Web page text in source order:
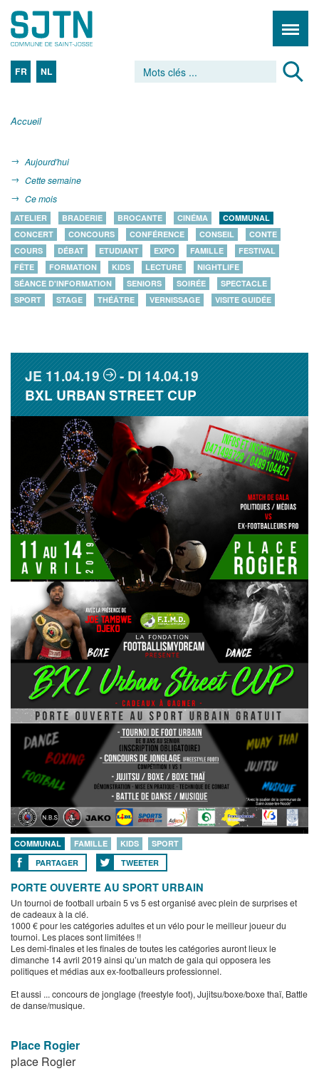
FR NL
Accueil
Aujourd'hui
Cette semaine
Ce mois
ATELIER BRADERIE BROCANTE CINÉMA
COMMUNAL
CONCERT
CONCOURS CONFÉRENCE CONSEIL
CONTE
COURS
DÉBAT ETUDIANT EXPO FAMILLE
FESTIVAL
FÊTE
FORMATION KIDS LECTURE
NIGHTLIFE
SÉANCE D'INFORMATION
SENIORS SOIRÉE
SPECTACLE
SPORT
STAGE THÉÂTRE VERNISSAGE VISITE GUIDÉE
JE11.04.19 DI14.04.19
BXL URBAN STREET CUP
COMMUNAL FAMILLE KIDS
SPORT
PARTAGER
TWEETER
PORTE OUVERTE AU SPORT URBAIN
Un tournoi de football urbain 5 vs 5 est organisé avec plein de surprises et
de cadeaux à la clé.
1000 € pour les catégories adultes et un vélo pour le meilleur joueur du
tournoi. Les places sont limitées !!
Les demi-finales et les finales de toutes les catégories auront lieux le
dimanche 14 avril 2019 ainsi qu’un match de gala qui opposera les
politiques et médias aux ex-footballeurs professionnel.
Et aussi ... concours de jonglage (freestyle foot), Jujitsu/boxe/boxe thaï, Battle
de danse/musique.
Place Rogier
place Rogier